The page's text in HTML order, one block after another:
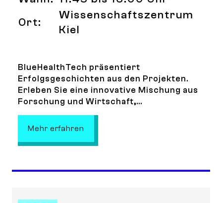
Ort:
Wissenschaftszentrum
Kiel
BlueHealthTech präsentiert
Erfolgsgeschichten aus den Projekten.
Erleben Sie eine innovative Mischung aus
Forschung und Wirtschaft,...
Mehr erfahren